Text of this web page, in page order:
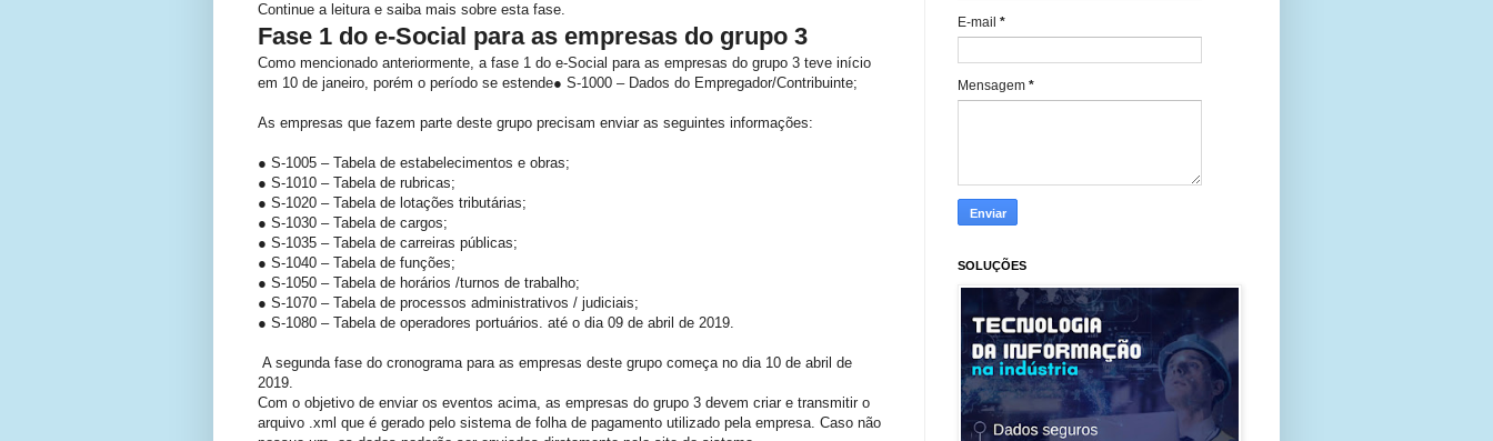
Continue a leitura e saiba mais sobre esta fase.
Fase 1 do e-Social para as empresas do grupo 3
Como mencionado anteriormente, a fase 1 do e-Social para as empresas do grupo 3 teve início
em 10 de janeiro, porém o período se estende● S-1000 – Dados do Empregador/Contribuinte;
As empresas que fazem parte deste grupo precisam enviar as seguintes informações:
● S-1005 – Tabela de estabelecimentos e obras;
● S-1010 – Tabela de rubricas;
● S-1020 – Tabela de lotações tributárias;
● S-1030 – Tabela de cargos;
● S-1035 – Tabela de carreiras públicas;
● S-1040 – Tabela de funções;
● S-1050 – Tabela de horários /turnos de trabalho;
● S-1070 – Tabela de processos administrativos / judiciais;
● S-1080 – Tabela de operadores portuários. até o dia 09 de abril de 2019.
A segunda fase do cronograma para as empresas deste grupo começa no dia 10 de abril de
2019.
Com o objetivo de enviar os eventos acima, as empresas do grupo 3 devem criar e transmitir o
arquivo .xml que é gerado pelo sistema de folha de pagamento utilizado pela empresa. Caso não
E-mail *
Mensagem *
SOLUÇÕES